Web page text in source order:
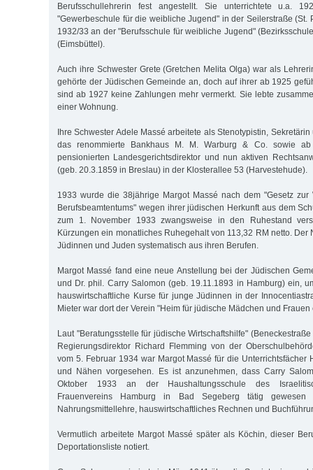
Berufsschullehrerin fest angestellt. Sie unterrichtete u.a.
"Gewerbeschule für die weibliche Jugend" in der Seilerstraße (St.
1932/33 an der "Berufsschule für weibliche Jugend"
(Eimsbüttel).
Auch ihre Schwester Grete (Gretchen Melita Olga) war als
gehörte der Jüdischen Gemeinde an, doch auf ihrer ab 1925
sind ab 1927 keine Zahlungen mehr vermerkt. Sie lebte
einer Wohnung.
Ihre Schwester Adele Massé arbeitete als Stenotypistin,
das renommierte Bankhaus M. M. Warburg & Co. sowie
pensionierten Landesgerichtsdirektor und nun aktiven
(geb. 20.3.1859 in Breslau) in der Klosterallee 53 (Harvestehude).
1933 wurde die 38jährige Margot Massé nach dem "Gesetz zur
Berufsbeamtentums" wegen ihrer jüdischen Herkunft aus dem
zum 1. November 1933 zwangsweise in den Ruhestand
Kürzungen ein monatliches Ruhegehalt von 113,32 RM netto. Der
Jüdinnen und Juden systematisch aus ihren Berufen.
Margot Massé fand eine neue Anstellung bei der Jüdischen
und Dr. phil. Carry Salomon (geb. 19.11.1893 in Hamburg) ein,
hauswirtschaftliche Kurse für junge Jüdinnen in der
Mieter war dort der Verein "Heim für jüdische Mädchen und Frauen
Laut "Beratungsstelle für jüdische Wirtschaftshilfe"
Regierungsdirektor Richard Flemming von der
vom 5. Februar 1934 war Margot Massé für die Unterrichtsfächer
und Nähen vorgesehen. Es ist anzunehmen, dass Carry
Oktober 1933 an der Haushaltungsschule des
Frauenvereins Hamburg in Bad Segeberg tätig gewesen
Nahrungsmittellehre, hauswirtschaftliches Rechnen und
Vermutlich arbeitete Margot Massé später als Köchin, dieser
Deportationsliste notiert.